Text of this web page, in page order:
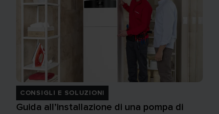
CONSIGLI E SOLUZIONI
Guida all’installazione di una pompa di